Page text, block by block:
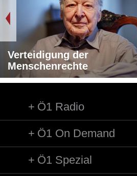
Verteidigung der
Menschenrechte
Ö1 Radio
Ö1 On Demand
Ö1 Spezial